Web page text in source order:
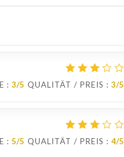
: 3/5 QUALITÄT / PREIS : 3/5
: 5/5 QUALITÄT / PREIS : 4/5